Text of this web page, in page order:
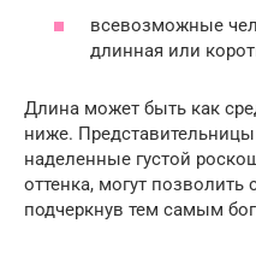
всевозможные
длинная или
Длина может быть как
ниже.
наделенные густой
оттенка, могут
подчеркнув тем самым